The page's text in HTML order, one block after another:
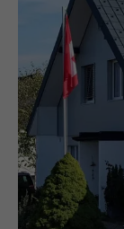
NAVN
TILBYDER
FORMÅL